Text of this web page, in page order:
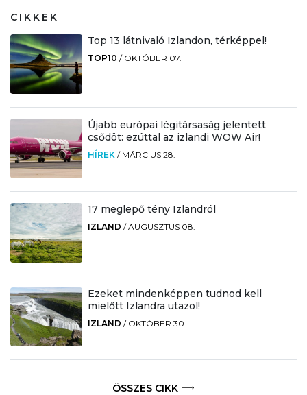
CIKKEK
Top 13 látnivaló Izlandon, térképpel!
TOP10 / OKTÓBER 07.
Újabb európai légitársaság jelentett
csődöt: ezúttal az izlandi WOW Air!
HÍREK / MÁRCIUS 28.
17 meglepő tény Izlandról
IZLAND /AUGUSZTUS 08.
Ezeket mindenképpen tudnod kell
mielőtt Izlandra utazol!
IZLAND / OKTÓBER 30.
ÖSSZES CIKK